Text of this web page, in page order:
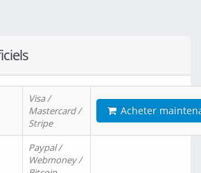
Visa /
Mastercard /
Stripe
Acheter
Paypal /
Webmoney /